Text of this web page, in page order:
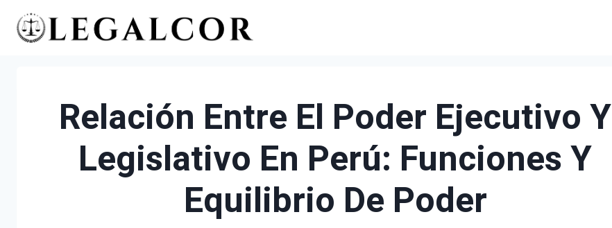
Saltar
Relación Entre El Poder Ejecutivo Y
Legislativo En Perú: Funciones Y
Equilibrio De Poder